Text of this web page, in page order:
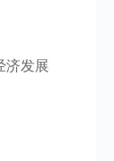
济发展